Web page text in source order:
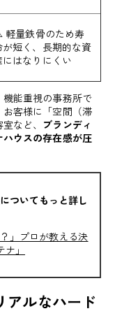
量鉄骨のため寿
が短く、長期的な資
にはなりにくい
能重視の事務所で
客様に「空間（滞
など、 ブランディ
ウスの存在感が圧
ついてもっと詳し
」プロが教える決
」
アルなハード